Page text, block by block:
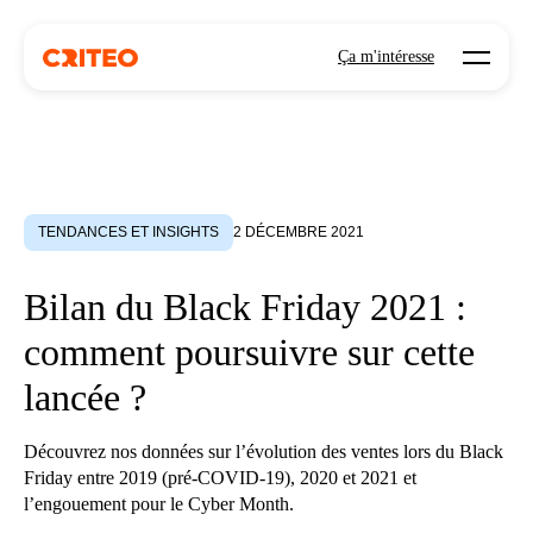
Ça m'intéresse Open
TENDANCES ET INSIGHTS 2 DÉCEMBRE 2021
Bilan du Black Friday 2021 :
comment poursuivre sur cette
lancée ?
Découvrez nos données sur l’évolution des ventes lors du Black
Friday entre 2019 (pré-COVID-19), 2020 et 2021 et
l’engouement pour le Cyber Month.